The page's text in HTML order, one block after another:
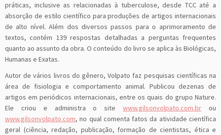
práticas, inclusive as relacionadas à tuberculose, desde TCC até a
absorção de estilo científico para produções de artigos internacionais
de alto nível. Além dos diversos passos para o aprimoramento de
textos, contém 139 respostas detalhadas a perguntas frequentes
quanto ao assunto da obra. O conteúdo do livro se aplica às Biológicas,
Humanas e Exatas.
Autor de vários livros do gênero, Volpato faz pesquisas científicas na
área de fisiologia e comportamento animal. Publicou dezenas de
artigos em periódicos internacionais, entre os quais do grupo Nature.
Ele criou e administra o sitewww.gilsonvolpato.com.br ou
www.gilsonvolpato.com, no qual comenta fatos da atividade científica
geral (ciência, redação, publicação, formação de cientistas, ética e